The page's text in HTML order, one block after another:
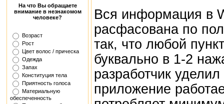
На что Вы обращаете
внимание в незнакомом
человеке?
Возраст
Рост
Цвет волос / прическа
Одежда
Запах
Конституция тела
Приятность голоса
Материальную
обеспеченность
Вся информация в
расфасована по
так, что любой
буквально в 1-2
разработчик
приложение